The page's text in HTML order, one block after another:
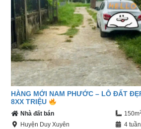
HÀNG MỚI NAM PHƯỚC – LÔ ĐẤT
8XX TRIỆU
Nhà đất bán 150m
Huyện Duy Xuyên 4